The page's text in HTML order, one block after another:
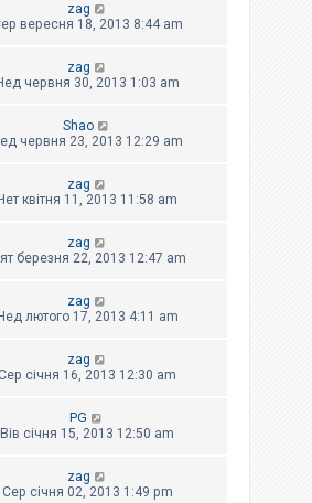
zag
вересня 18, 2013 8:44 am
zag
червня 30, 2013 1:03 am
Shao
червня 23, 2013 12:29 am
zag
квітня 11, 2013 11:58 am
zag
березня 22, 2013 12:47 am
zag
Нед лютого 17, 2013 4:11 am
zag
січня 16, 2013 12:30 am
PG
Вів січня 15, 2013 12:50 am
zag
Сер січня 02, 2013 1:49 pm